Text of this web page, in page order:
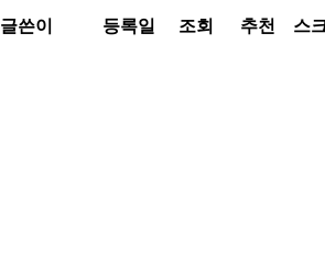
글쓴이 등록일 조회 추천 스